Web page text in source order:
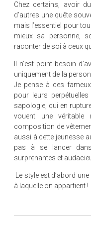
Chez certains, avoir
d’autres une quête
mais l’essentiel pour
mieux sa personne,
raconter de soi à ceux
Il n’est point besoin
uniquement de la
Je pense à ces
pour leurs
sapologie, qui en
vouent une véritable
composition de
aussi à cette jeunesse
pas à se lancer
surprenantes et
Le style est d’abord
à laquelle on appartient !